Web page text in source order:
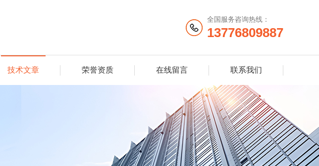
全国服务咨询热线：
13776809887
技术文章 荣誉资质 在线留言 联系我们